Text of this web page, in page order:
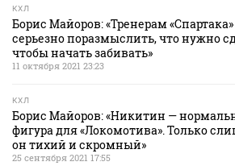
КХЛ
Борис Майоров: «Тренерам
серьезно поразмыслить, что нужно
чтобы начать забивать»
11 октября 2021 23:23
КХЛ
Борис Майоров: «Никитин —
фигура для «Локомотива». Только
он тихий и скромный»
25 сентября 2021 17:55